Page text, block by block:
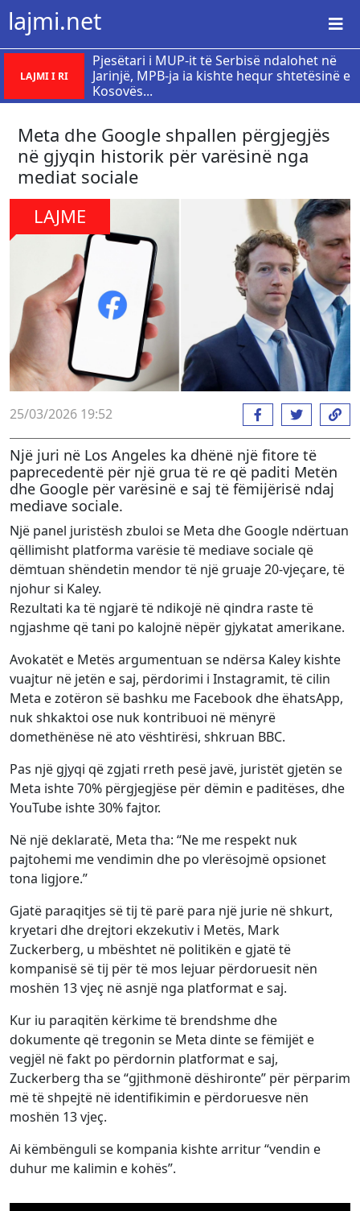
lajmi.net
LAJMI I RI
Pjesëtari i MUP-it të Serbisë ndalohet në
Jarinjë, MPB-ja ia kishte hequr shtetësinë e
Kosovës...
Meta dhe Google shpallen përgjegjës
në gjyqin historik për varësinë nga
mediat sociale
LAJME
25/03/2026 19:52
Një juri në Los Angeles ka dhënë një fitore të
paprecedentë për një grua të re që paditi Metën
dhe Google për varësinë e saj të fëmijërisë ndaj
mediave sociale.
Një panel juristësh zbuloi se Meta dhe Google ndërtuan
qëllimisht platforma varësie të mediave sociale që
dëmtuan shëndetin mendor të një gruaje 20-vjeçare, të
njohur si Kaley.
Rezultati ka të ngjarë të ndikojë në qindra raste të
ngjashme që tani po kalojnë nëpër gjykatat amerikane.
Avokatët e Metës argumentuan se ndërsa Kaley kishte
vuajtur në jetën e saj, përdorimi i Instagramit, të cilin
Meta e zotëron së bashku me Facebook dhe ëhatsApp,
nuk shkaktoi ose nuk kontribuoi në mënyrë
domethënëse në ato vështirësi, shkruan BBC.
Pas një gjyqi që zgjati rreth pesë javë, juristët gjetën se
Meta ishte 70% përgjegjëse për dëmin e paditëses, dhe
YouTube ishte 30% fajtor.
Në një deklaratë, Meta tha: “Ne me respekt nuk
pajtohemi me vendimin dhe po vlerësojmë opsionet
tona ligjore.”
Gjatë paraqitjes së tij të parë para një jurie në shkurt,
kryetari dhe drejtori ekzekutiv i Metës, Mark
Zuckerberg, u mbështet në politikën e gjatë të
kompanisë së tij për të mos lejuar përdoruesit nën
moshën 13 vjeç në asnjë nga platformat e saj.
Kur iu paraqitën kërkime të brendshme dhe
dokumente që tregonin se Meta dinte se fëmijët e
vegjël në fakt po përdornin platformat e saj,
Zuckerberg tha se “gjithmonë dëshironte” për përparim
më të shpejtë në identifikimin e përdoruesve nën
moshën 13 vjeç.
Ai këmbënguli se kompania kishte arritur “vendin e
duhur me kalimin e kohës”.